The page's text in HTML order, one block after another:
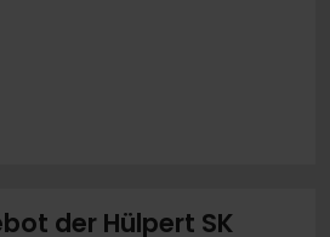
der Hülpert SK